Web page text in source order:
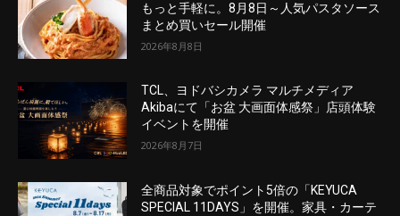
もっと手軽に。8月8日～人気パスタソース
まとめ買いセール開催
2026年8月8日
TCL、ヨドバシカメラ マルチメディア
Akibaにて「お盆 大画面体感祭」店頭体験
イベントを開催
2026年8月7日
全商品対象でポイント5倍の「KEYUCA
SPECIAL 11DAYS」を開催。家具・カーテ